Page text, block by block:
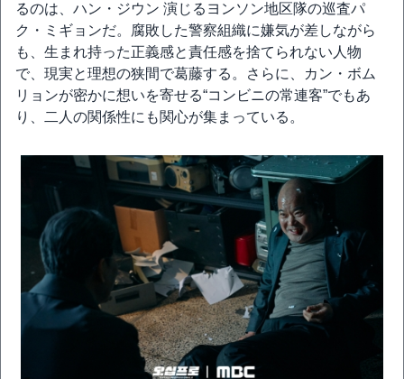
るのは、ハン・ジウン 演じるヨンソン地区隊の巡査パ
ク・ミギョンだ。腐敗した警察組織に嫌気が差しながら
も、生まれ持った正義感と責任感を捨てられない人物
で、現実と理想の狭間で葛藤する。さらに、カン・ボム
リョンが密かに想いを寄せる“コンビニの常連客”でもあ
り、二人の関係性にも関心が集まっている。